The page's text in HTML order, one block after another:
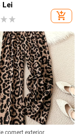
Modă explozivă,
fierbinți, pantaloni drepți
mari
Lei
add_shopping_cart